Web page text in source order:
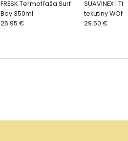
FRESK Termofľaša Surf
Boy 350ml
25.95 €
SUAVINEX |
tekutiny
RUŽOVÁ
29.50 €